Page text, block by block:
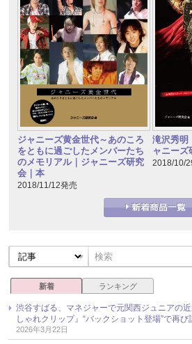
ジャニーズ黄金世代～あのころ
をともに過ごしたメンバーたち
のメモリアル｜ジャニーズ研究
会｜本
2018/11/12発売
滝沢秀
ャニーズ
2018/10/
新着 ランキング
渋谷すばる、マネジャーで元関西ジュニアの
しゃれクリップ』“バックショット登場”で再び
2026年3月22日